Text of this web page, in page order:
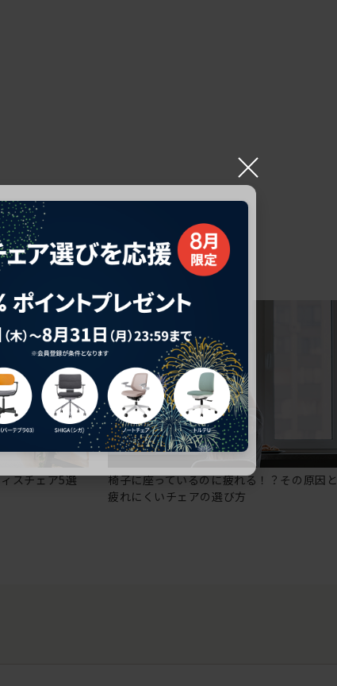
スチェア5選
椅子に座っているのに疲れる！？その原因と
疲れにくいチェアの選び方
×